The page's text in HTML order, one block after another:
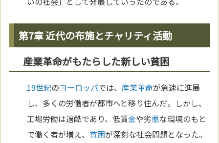
第7章 近代の布施とチャリティ活動
産業革命がもたらした新しい貧困
19世紀のヨーロッパでは、 産業革命が急速に進展
し、多くの労働者が都市へと移り住んだ。しかし、
工場労働は過酷であり、低賃金や劣悪な環境のもと
で働く者が増え、 貧困が深刻な社会問題となった。